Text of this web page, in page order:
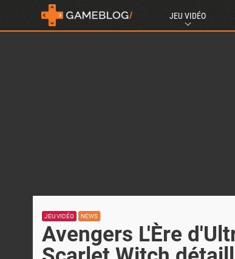
JEU VIDÉO
JEU VIDÉO NEWS
Avengers L'Ère